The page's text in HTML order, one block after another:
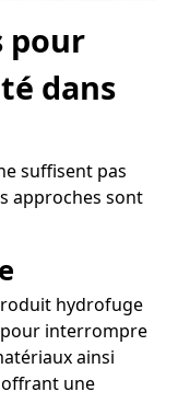
pour
dans
suffisent pas
approches sont
hydrofuge
pour interrompre
ainsi
une